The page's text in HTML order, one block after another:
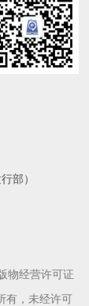
部）
物经营许可证
有，未经许可